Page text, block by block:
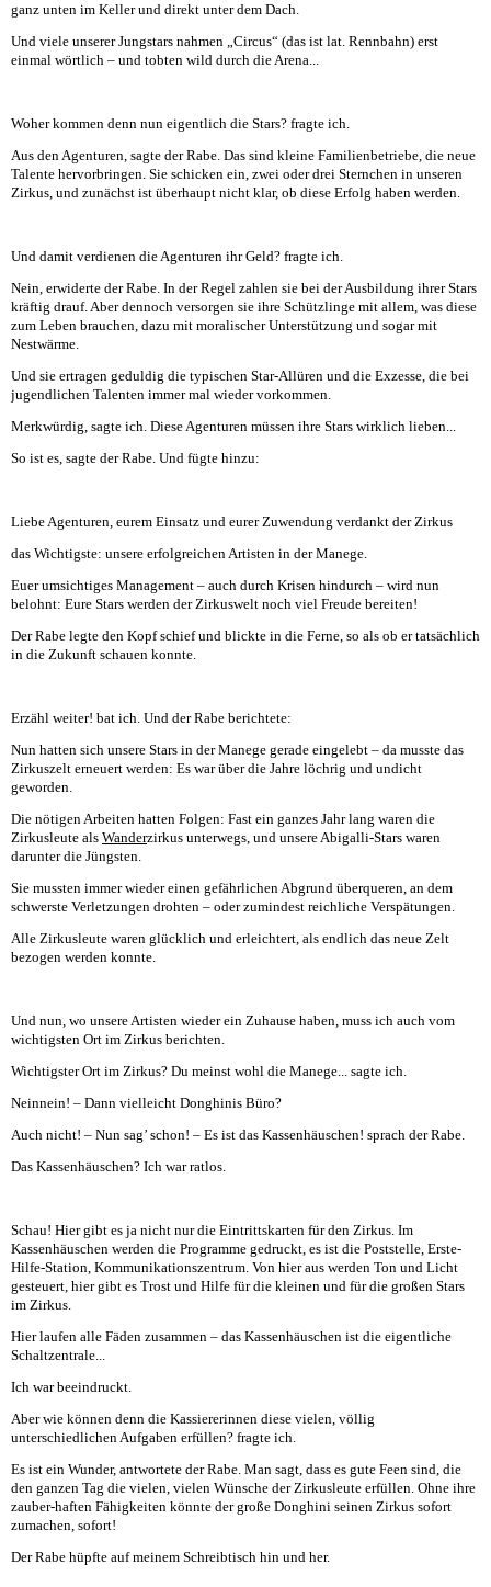
ganz unten im Keller und direkt unter dem Dach.
Und viele unserer Jungstars nahmen „Circus“ (das ist lat. Rennbahn) erst
einmal wörtlich – und tobten wild durch die Arena...
Woher kommen denn nun eigentlich die Stars? fragte ich.
Aus den Agenturen, sagte der Rabe. Das sind kleine Familienbetriebe, die neue
Talente hervorbringen. Sie schicken ein, zwei oder drei Sternchen in unseren
Zirkus, und zunächst ist überhaupt nicht klar, ob diese Erfolg haben werden.
Und damit verdienen die Agenturen ihr Geld? fragte ich.
Nein, erwiderte der Rabe. In der Regel zahlen sie bei der Ausbildung ihrer Stars
kräftig drauf. Aber dennoch versorgen sie ihre Schützlinge mit allem, was diese
zum Leben brauchen, dazu mit moralischer Unterstützung und sogar mit
Nestwärme.
Und sie ertragen geduldig die typischen Star-Allüren und die Exzesse, die bei
jugendlichen Talenten immer mal wieder vorkommen.
Merkwürdig, sagte ich. Diese Agenturen müssen ihre Stars wirklich lieben...
So ist es, sagte der Rabe. Und fügte hinzu:
Liebe Agenturen, eurem Einsatz und eurer Zuwendung verdankt der Zirkus
das Wichtigste: unsere erfolgreichen Artisten in der Manege.
Euer umsichtiges Management – auch durch Krisen hindurch – wird nun
belohnt: Eure Stars werden der Zirkuswelt noch viel Freude bereiten!
Der Rabe legte den Kopf schief und blickte in die Ferne, so als ob er tatsächlich
in die Zukunft schauen konnte.
Erzähl weiter! bat ich. Und der Rabe berichtete:
Nun hatten sich unsere Stars in der Manege gerade eingelebt – da musste das
Zirkuszelt erneuert werden: Es war über die Jahre löchrig und undicht
geworden.
Die nötigen Arbeiten hatten Folgen: Fast ein ganzes Jahr lang waren die
Zirkusleute als Wanderzirkus unterwegs, und unsere Abigalli-Stars waren
darunter die Jüngsten.
Sie mussten immer wieder einen gefährlichen Abgrund überqueren, an dem
schwerste Verletzungen drohten – oder zumindest reichliche Verspätungen.
Alle Zirkusleute waren glücklich und erleichtert, als endlich das neue Zelt
bezogen werden konnte.
Und nun, wo unsere Artisten wieder ein Zuhause haben, muss ich auch vom
wichtigsten Ort im Zirkus berichten.
Wichtigster Ort im Zirkus? Du meinst wohl die Manege... sagte ich.
Neinnein! – Dann vielleicht Donghinis Büro?
Auch nicht! – Nun sag’ schon! – Es ist das Kassenhäuschen! sprach der Rabe.
Das Kassenhäuschen? Ich war ratlos.
Schau! Hier gibt es ja nicht nur die Eintrittskarten für den Zirkus. Im
Kassenhäuschen werden die Programme gedruckt, es ist die Poststelle, Erste-
Hilfe-Station, Kommunikationszentrum. Von hier aus werden Ton und Licht
gesteuert, hier gibt es Trost und Hilfe für die kleinen und für die großen Stars
im Zirkus.
Hier laufen alle Fäden zusammen – das Kassenhäuschen ist die eigentliche
Schaltzentrale...
Ich war beeindruckt.
Aber wie können denn die Kassiererinnen diese vielen, völlig
unterschiedlichen Aufgaben erfüllen? fragte ich.
Es ist ein Wunder, antwortete der Rabe. Man sagt, dass es gute Feen sind, die
den ganzen Tag die vielen, vielen Wünsche der Zirkusleute erfüllen. Ohne ihre
zauber-haften Fähigkeiten könnte der große Donghini seinen Zirkus sofort
zumachen, sofort!
Der Rabe hüpfte auf meinem Schreibtisch hin und her.